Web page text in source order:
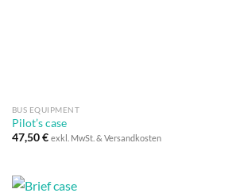
BUS EQUIPMENT
Pilot’s case
47,50€ exkl. MwSt. & Versandkosten